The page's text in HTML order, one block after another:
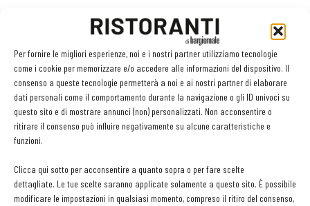
Per fornire le migliori esperienze, noi e i nostri partner utilizziamo tecnologie
come i cookie per memorizzare e/o accedere alle informazioni del dispositivo. Il
consenso a queste tecnologie permetterà a noi e ai nostri partner di elaborare
dati personali come il comportamento durante la navigazione o gli ID univoci su
questo sito e di mostrare annunci (non) personalizzati. Non acconsentire o
ritirare il consenso può influire negativamente su alcune caratteristiche e
funzioni.
Clicca qui sotto per acconsentire a quanto sopra o per fare scelte
dettagliate. Le tue scelte saranno applicate solamente a questo sito. È possibile
modificare le impostazioni in qualsiasi momento, compreso il ritiro del consenso,
GLI ARTICOLI PIÙ LETTI
Sogemi rafforza i servizi per la ristorazione: orario esteso e
tessera gratuita per i professionisti HoReCa
29 Luglio 2026
Aperti per ferie. Buoni indirizzi da Nord a Sud per godersi le
vacanze (o da scorprire se si è in vacanza)
Pos, compagni di gestione. Le ultime soluzioni delle aziende